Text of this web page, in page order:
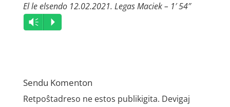
El le elsendo 12.02.2021. Legas Maciek – 1′ 54″
Audio
Player
Vm P
Sendu Komenton
Retpoŝtadreso ne estos publikigita. Devigaj